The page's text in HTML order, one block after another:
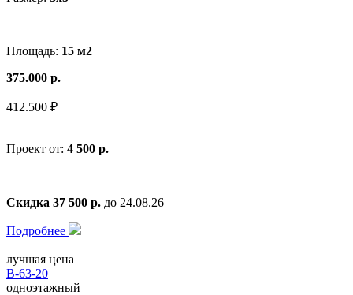
Площадь: 15 м2
375.000 р.
412.500 ₽
Проект от: 4 500 р.
Скидка 37 500 р. до 24.08.26
Подробнее
лучшая цена
В-63-20
одноэтажный